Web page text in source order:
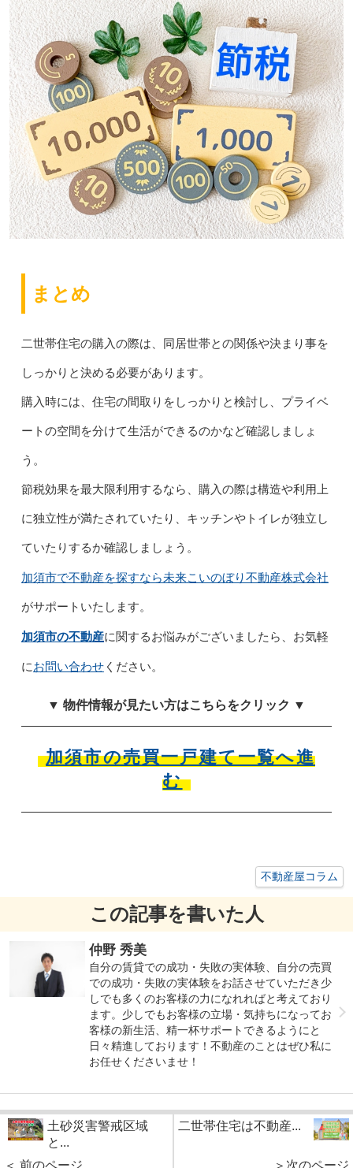
まとめ
二世帯住宅の購入の際は、同居世帯との関係や決まり事を
しっかりと決める必要があります。
購入時には、住宅の間取りをしっかりと検討し、プライベ
ートの空間を分けて生活ができるのかなど確認しましょ
う。
節税効果を最大限利用するなら、購入の際は構造や利用上
に独立性が満たされていたり、キッチンやトイレが独立し
ていたりするか確認しましょう。
加須市で不動産を探すなら未来こいのぼり不動産株式会社
がサポートいたします。
加須市の不動産に関するお悩みがございましたら、お気軽
にお問い合わせください。
▼ 物件情報が見たい方はこちらをクリック ▼
加須市の売買一戸建て一覧へ進
む
不動産屋コラム
この記事を書いた人
仲野 秀美
自分の賃貸での成功・失敗の実体験、自分の売買
での成功・失敗の実体験をお話させていただき少
しでも多くのお客様の力になれればと考えており
ます。少しでもお客様の立場・気持ちになってお
客様の新生活、精一杯サポートできるようにと
日々精進しております！不動産のことはぜひ私に
お任せくださいませ！
土砂災害警戒区域
と...
＜ 前のページ
二世帯住宅は不動産...
＞次のページ